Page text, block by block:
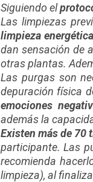
Siguiendo el
Las limpiezas
limpieza
dan sensación de
otras plantas.
Las purgas son
depuración física
emociones
además la
Existen más de 70
participante. Las
recomienda
limpieza), al